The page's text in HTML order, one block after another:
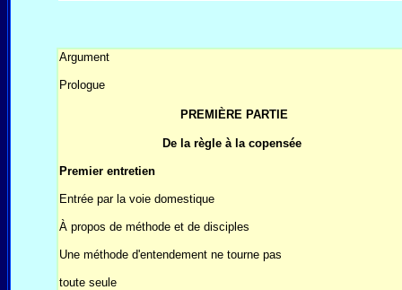
Argument
Prologue
PREMIÈRE PARTIE
De la règle à la copensée
Premier entretien
Entrée par la voie domestique
À propos de méthode et de disciples
Une méthode d'entendement ne tourne pas
toute seule